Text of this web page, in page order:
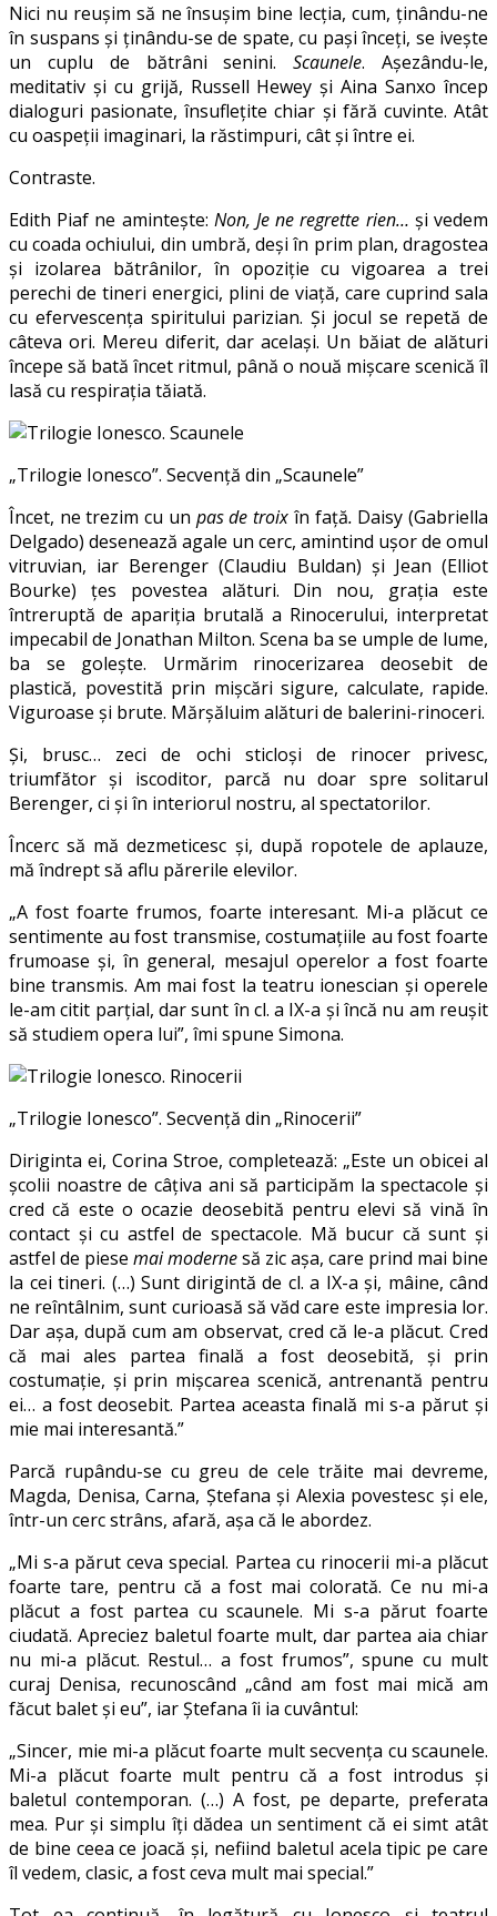
Nici nu reușim să ne însușim bine lecția, cum, ținându-ne
în suspans și ținându-se de spate, cu pași înceți, se ivește
un cuplu de bătrâni senini.Scaunele. Așezându-le,
meditativ și cu grijă, Russell Hewey și Aina Sanxo încep
dialoguri pasionate, însuflețite chiar și fără cuvinte. Atât
cu oaspeții imaginari, la răstimpuri, cât și între ei.
Contraste.
Edith Piaf ne amintește: Non, Je ne regrette rien… și vedem
cu coada ochiului, din umbră, deși în prim plan, dragostea
și izolarea bătrânilor, în opoziție cu vigoarea a trei
perechi de tineri energici, plini de viață, care cuprind sala
cu efervescența spiritului parizian. Și jocul se repetă de
câteva ori. Mereu diferit, dar același. Un băiat de alături
începe să bată încet ritmul, până o nouă mișcare scenică îl
lasă cu respirația tăiată.
„Trilogie Ionesco”. Secvență din „Scaunele”
Încet, ne trezim cu un pas de troix în față. Daisy (Gabriella
Delgado) desenează agale un cerc, amintind ușor de omul
vitruvian, iar Berenger (Claudiu Buldan) și Jean (Elliot
Bourke) țes povestea alături. Din nou, grația este
întreruptă de apariția brutală a Rinocerului, interpretat
impecabil de Jonathan Milton. Scena ba se umple de lume,
ba se golește. Urmărim rinocerizarea deosebit de
plastică, povestită prin mișcări sigure, calculate, rapide.
Viguroase și brute. Mărșăluim alături de balerini-rinoceri.
Și, brusc… zeci de ochi sticloși de rinocer privesc,
triumfător și iscoditor, parcă nu doar spre solitarul
Berenger, ci și în interiorul nostru, al spectatorilor.
Încerc să mă dezmeticesc și, după ropotele de aplauze,
mă îndrept să aflu părerile elevilor.
„A fost foarte frumos, foarte interesant. Mi-a plăcut ce
sentimente au fost transmise, costumațiile au fost foarte
frumoase și, în general, mesajul operelor a fost foarte
bine transmis. Am mai fost la teatru ionescian și operele
le-am citit parțial, dar sunt în cl. a IX-a și încă nu am reușit
să studiem opera lui”, îmi spune Simona.
„Trilogie Ionesco”. Secvență din „Rinocerii”
Diriginta ei, Corina Stroe, completează: „Este un obicei al
școlii noastre de câțiva ani să participăm la spectacole și
cred că este o ocazie deosebită pentru elevi să vină în
contact și cu astfel de spectacole. Mă bucur că sunt și
astfel de piese mai modernesă zic așa, care prind mai bine
la cei tineri. (…) Sunt dirigintă de cl. a IX-a și, mâine, când
ne reîntâlnim, sunt curioasă să văd care este impresia lor.
Dar așa, după cum am observat, cred că le-a plăcut. Cred
că mai ales partea finală a fost deosebită, și prin
costumație, și prin mișcarea scenică, antrenantă pentru
ei… a fost deosebit. Partea aceasta finală mi s-a părut și
mie mai interesantă.”
Parcă rupându-se cu greu de cele trăite mai devreme,
Magda, Denisa, Carna, Ștefana și Alexia povestesc și ele,
într-un cerc strâns, afară, așa că le abordez.
„Mi s-a părut ceva special. Partea cu rinocerii mi-a plăcut
foarte tare, pentru că a fost mai colorată. Ce nu mi-a
plăcut a fost partea cu scaunele. Mi s-a părut foarte
ciudată. Apreciez baletul foarte mult, dar partea aia chiar
nu mi-a plăcut. Restul… a fost frumos”, spune cu mult
curaj Denisa, recunoscând „când am fost mai mică am
făcut balet și eu”, iar Ștefana îi ia cuvântul:
„Sincer, mie mi-a plăcut foarte mult secvența cu scaunele.
Mi-a plăcut foarte mult pentru că a fost introdus și
baletul contemporan. (…) A fost, pe departe, preferata
mea. Pur și simplu îți dădea un sentiment că ei simt atât
de bine ceea ce joacă și, nefiind baletul acela tipic pe care
îl vedem, clasic, a fost ceva mult mai special.”